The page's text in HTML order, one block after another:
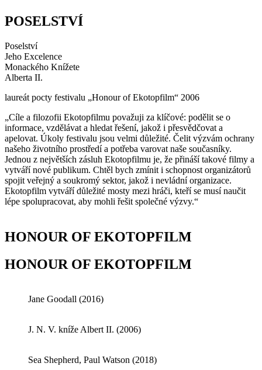
POSELSTVÍ
Poselství
Jeho Excelence
Monackého Knížete
Alberta II.
laureát pocty festivalu „Honour of Ekotopfilm“ 2006
„Cíle a filozofii Ekotopfilmu považuji za klíčové: podělit se o
informace, vzdělávat a hledat řešení, jakož i přesvědčovat a
apelovat. Úkoly festivalu jsou velmi důležité. Čelit výzvám ochrany
našeho životního prostředí a potřeba varovat naše současníky.
Jednou z největších zásluh Ekotopfilmu je, že přináší takové filmy a
vytváří nové publikum. Chtěl bych zmínit i schopnost organizátorů
spojit veřejný a soukromý sektor, jakož i nevládní organizace.
Ekotopfilm vytváří důležité mosty mezi hráči, kteří se musí naučit
lépe spolupracovat, aby mohli řešit společné výzvy.“
HONOUR OF EKOTOPFILM
HONOUR OF EKOTOPFILM
Jane Goodall (2016)
J. N. V. kníže Albert II. (2006)
Sea Shepherd, Paul Watson (2018)